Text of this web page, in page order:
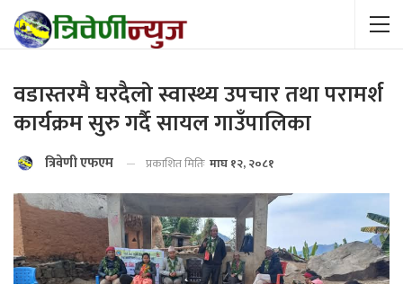
वडास्तरमै घरदैलो स्वास्थ्य उपचार तथा परामर्श
कार्यक्रम सुरु गर्दै सायल गाउँपालिका
त्रिवेणी एफएम प्रकाशित मितिः माघ १२, २०८१